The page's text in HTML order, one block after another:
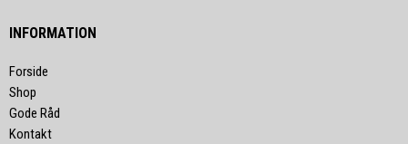
INFORMATION
Forside
Shop
Gode Råd
Kontakt